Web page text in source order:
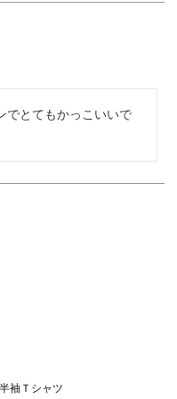
でとてもかっこいいで
半袖Ｔシャツ